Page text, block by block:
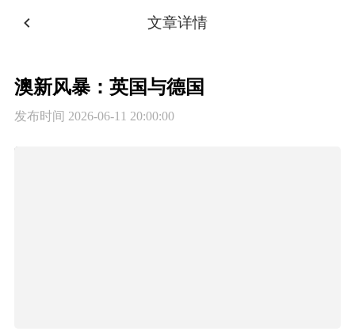
文章详情
澳新风暴：英国与德国
发布时间 2026-06-11 20:00:00